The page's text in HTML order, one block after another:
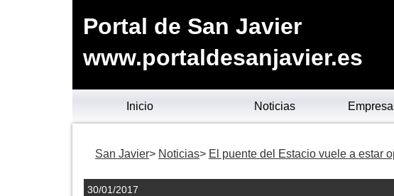
Portal de San Javier
www.portaldesanjavier.es
Inicio Noticias
San Javier Noticias El puente del Estacio vuele a estar
30/01/2017